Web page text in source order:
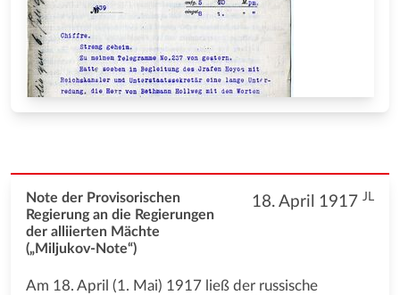
18. April 1917JL
Note der Provisorischen
Regierung an die Regierungen
der alliierten Mächte
(„Miljukov-Note“)
Am 18. April (1. Mai) 1917 ließ der russische